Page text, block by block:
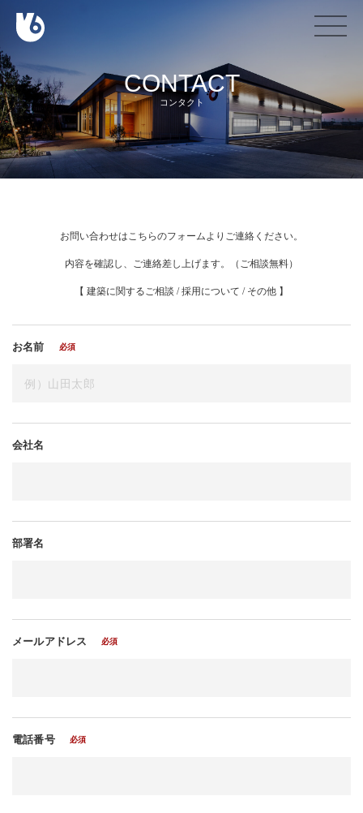
CONTACT
コンタクト
お問い合わせはこちらのフォームよりご連絡ください。
内容を確認し、ご連絡差し上げます。（ご相談無料）
【 建築に関するご相談 / 採用について / その他 】
お名前 必須
会社名
部署名
メールアドレス 必須
電話番号 必須